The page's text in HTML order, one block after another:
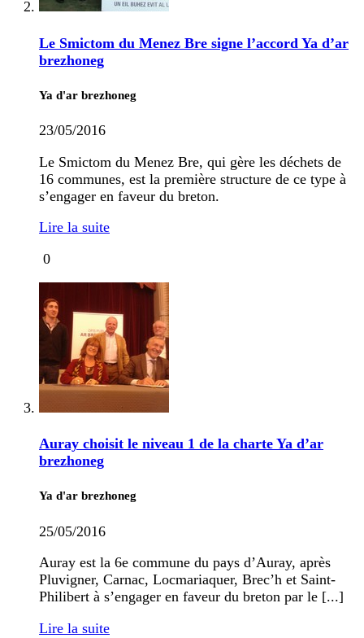
Le Smictom du Menez Bre signe l’accord Ya d’ar
brezhoneg
Ya d'ar brezhoneg
23/05/2016
Le Smictom du Menez Bre, qui gère les déchets de
16 communes, est la première structure de ce type à
s’engager en faveur du breton.
Lire la suite
0
Auray choisit le niveau 1 de la charte Ya d’ar
brezhoneg
Ya d'ar brezhoneg
25/05/2016
Auray est la 6e commune du pays d’Auray, après
Pluvigner, Carnac, Locmariaquer, Brec’h et Saint-
Philibert à s’engager en faveur du breton par le [...]
Lire la suite